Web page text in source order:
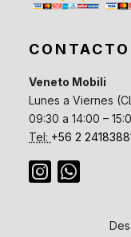
Veneto Mobili
Lunes a Viernes
09:30 a 14:00 –
Tel: +56 2